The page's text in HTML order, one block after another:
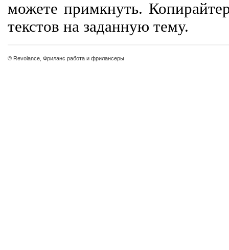
можете примкнуть.
текстов на заданную тему.
© Revolance, Фриланс работа и фрилансеры